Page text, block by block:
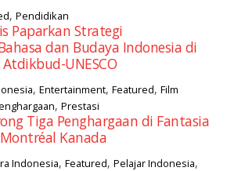
,Pendidikan
Paparkan Strategi
dan Budaya Indonesia di
UNESCO
,Entertainment,Featured,Film
,Prestasi
Tiga Penghargaan di Fantasia
Kanada
Indonesia,Featured,Pelajar Indonesia,